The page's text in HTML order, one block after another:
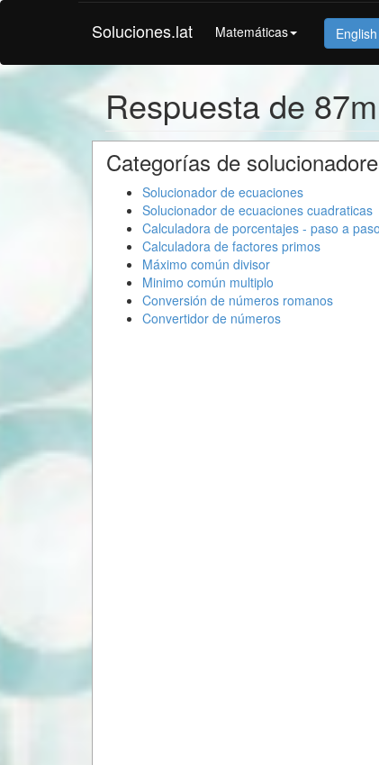
Soluciones.lat Matemáticas
Respuesta de
Categorías de
Solucionador de ecuaciones
Solucionador de ecuaciones cuadraticas
Calculadora de porcentajes - paso a paso
Calculadora de factores primos
Máximo común divisor
Minimo común multiplo
Conversión de números romanos
Convertidor de números